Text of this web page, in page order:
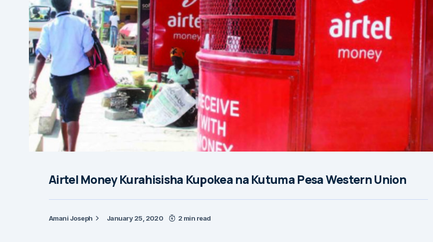
Airtel Money Kurahisisha Kupokea na Kutuma Pesa Western Union
Amani Joseph January 25, 2020 2 min read